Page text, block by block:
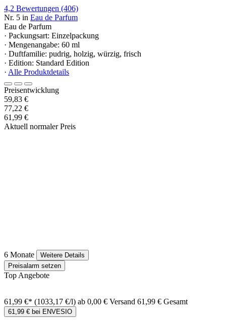
4,2 Bewertungen (406)
Nr. 5 in Eau de Parfum
Eau de Parfum
· Packungsart: Einzelpackung
· Mengenangabe: 60 ml
· Duftfamilie: pudrig, holzig, würzig, frisch
· Edition: Standard Edition
· Alle Produktdetails
Preisentwicklung
59,83 €
77,22 €
61,99 €
Aktuell normaler Preis
6 Monate
Weitere Details
Preisalarm setzen
Top Angebote
61,99 €* (1033,17 €/l) ab 0,00 € Versand 61,99 € Gesamt
61,99 € bei ENVESIO